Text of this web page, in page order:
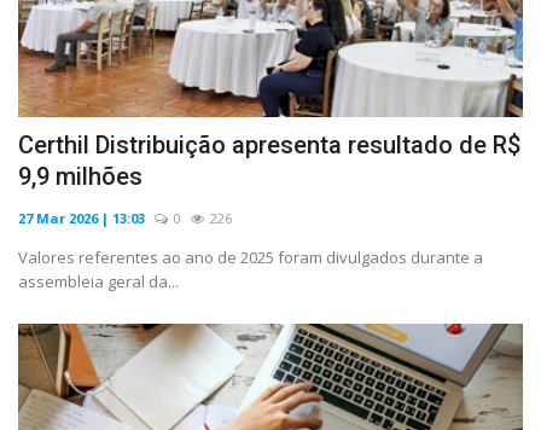
Certhil Distribuição apresenta resultado de R$
9,9 milhões
27 Mar 2026 | 13:03 0 226
Valores referentes ao ano de 2025 foram divulgados durante a
assembleia geral da...